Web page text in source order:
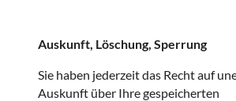
Auskunft, Löschung, Sperrung
Sie haben jederzeit das Recht auf
Auskunft über Ihre gespeicherten